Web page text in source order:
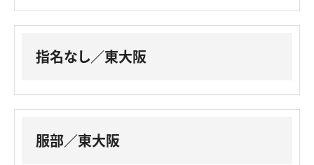
指名なし／東大阪
服部／東大阪